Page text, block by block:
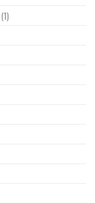
(1)